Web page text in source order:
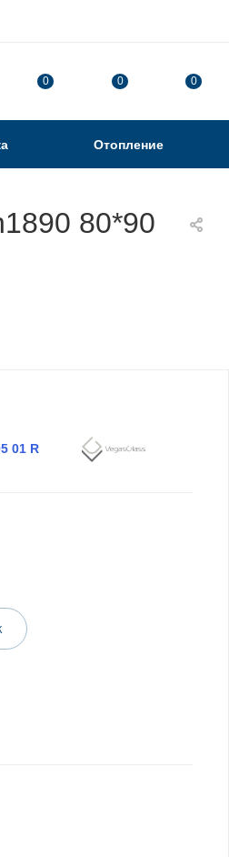
0 0 0
Отопление
80*90
01 R